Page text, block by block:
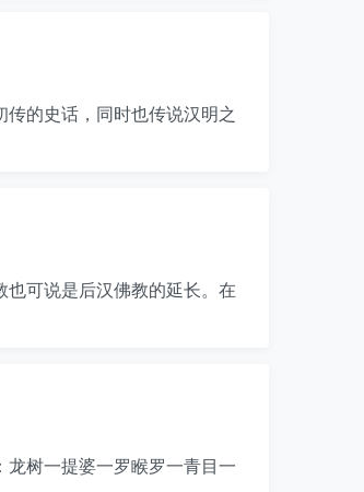
的史话，同时也传说汉明之
也可说是后汉佛教的延长。在
树一提婆一罗睺罗一青目一